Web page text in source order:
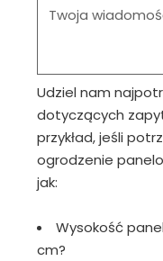
Udziel nam
dotyczących
przykład, jeśli
ogrodzenie
jak:
Wysokość
cm?